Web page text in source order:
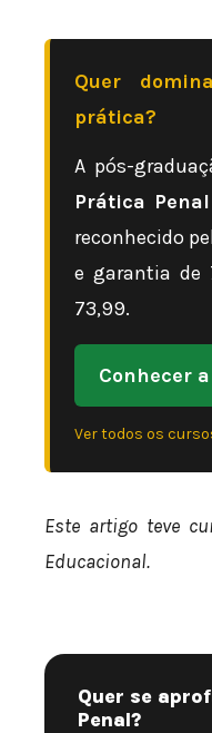
Quer
prática?
A pós-
Prática Penal
reconhecido
e garantia de
73,99.
Conhecer
Ver todos os
Este artigo teve
Educacional.
Quer se
Penal?